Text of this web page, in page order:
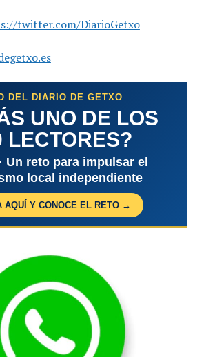
twitter.com/DiarioGetxo
DEL DIARIO DE GETXO
UNO DE LOS
LECTORES?
Un reto para impulsar el
local independiente
AQUÍ Y CONOCE EL RETO →